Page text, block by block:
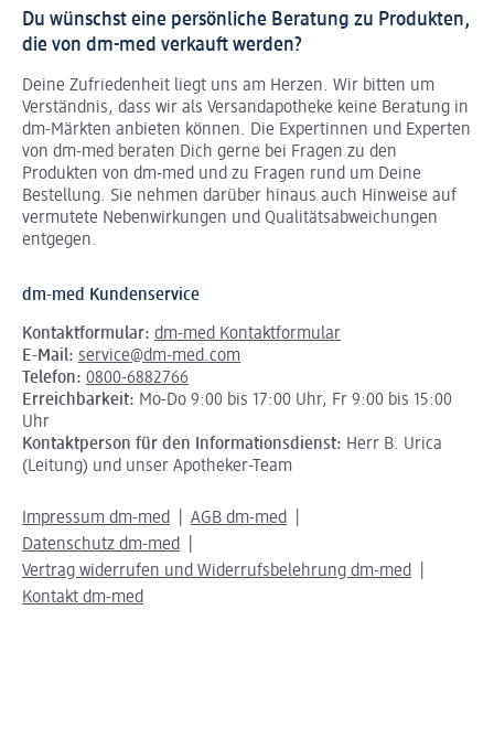
Du wünschst eine persönliche Beratung zu Produkten,
die von dm-med verkauft werden?
Deine Zufriedenheit liegt uns am Herzen. Wir bitten um
Verständnis, dass wir als Versandapotheke keine Beratung in
dm-Märkten anbieten können. Die Expertinnen und Experten
von dm-med beraten Dich gerne bei Fragen zu den
Produkten von dm-med und zu Fragen rund um Deine
Bestellung. Sie nehmen darüber hinaus auch Hinweise auf
vermutete Nebenwirkungen und Qualitätsabweichungen
entgegen.
dm-med Kundenservice
Kontaktformular: dm-med Kontaktformular
E-Mail: service@dm-med.com
Telefon: 0800-6882766
Erreichbarkeit: Mo-Do 9:00 bis 17:00 Uhr, Fr 9:00 bis 15:00
Uhr
Kontaktperson für den Informationsdienst: Herr B. Urica
(Leitung) und unser Apotheker-Team
Impressum dm-med
AGB dm-med
Datenschutz dm-med
Vertrag widerrufen und Widerrufsbelehrung dm-med
Kontakt dm-med